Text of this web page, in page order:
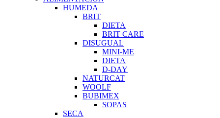
HUMEDA
BRIT
DIETA
BRIT CARE
DISUGUAL
MINI-ME
DIETA
D-DAY
NATURCAT
WOOLF
BUBIMEX
SOPAS
SECA